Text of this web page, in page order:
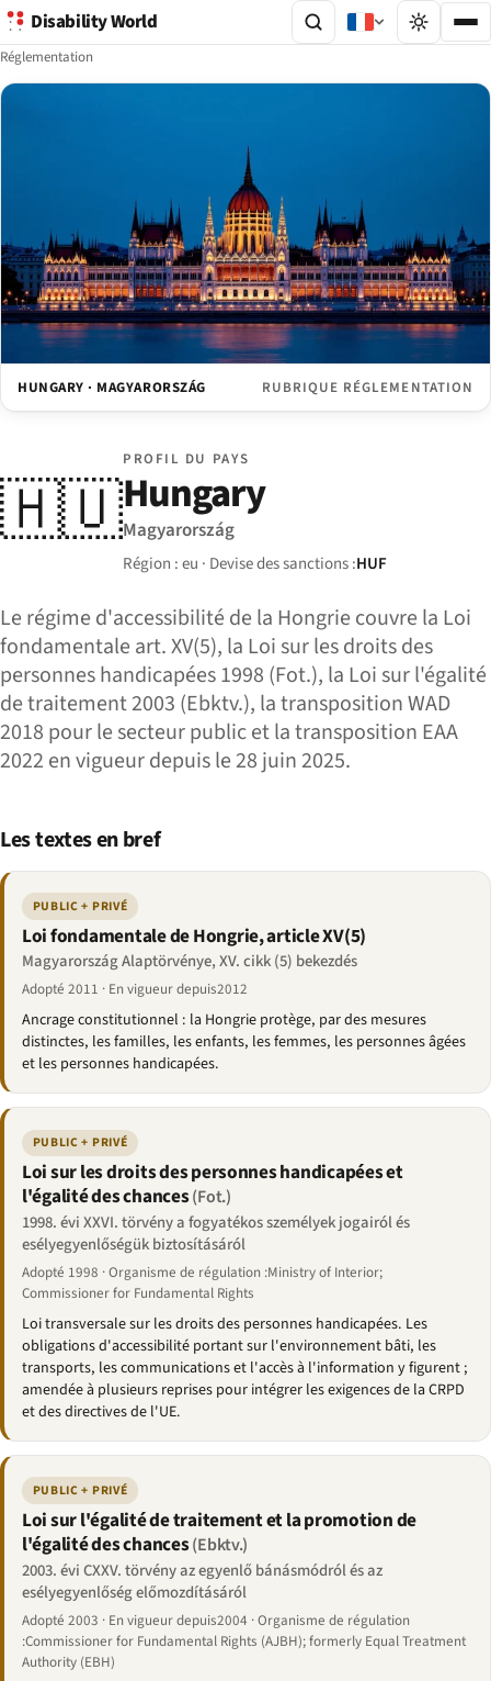
Disability World
Réglementation
HUNGARY · MAGYARORSZÁG RUBRIQUE RÉGLEMENTATION
🇭🇺
PROFIL DU PAYS
Hungary
Magyarország
Région : eu · Devise des sanctions :HUF
Le régime d'accessibilité de la Hongrie couvre la Loi
fondamentale art. XV(5), la Loi sur les droits des
personnes handicapées 1998 (Fot.), la Loi sur l'égalité
de traitement 2003 (Ebktv.), la transposition WAD
2018 pour le secteur public et la transposition EAA
2022 en vigueur depuis le 28 juin 2025.
Les textes en bref
PUBLIC + PRIVÉ
Loi fondamentale de Hongrie, article XV(5)
Magyarország Alaptörvénye, XV. cikk (5) bekezdés
Adopté 2011 · En vigueur depuis2012
Ancrage constitutionnel : la Hongrie protège, par des mesures
distinctes, les familles, les enfants, les femmes, les personnes âgées
et les personnes handicapées.
PUBLIC + PRIVÉ
Loi sur les droits des personnes handicapées et
l'égalité des chances(Fot.)
1998. évi XXVI. törvény a fogyatékos személyek jogairól és
esélyegyenlőségük biztosításáról
Adopté 1998 · Organisme de régulation :Ministry of Interior;
Commissioner for Fundamental Rights
Loi transversale sur les droits des personnes handicapées. Les
obligations d'accessibilité portant sur l'environnement bâti, les
transports, les communications et l'accès à l'information y figurent ;
amendée à plusieurs reprises pour intégrer les exigences de la CRPD
et des directives de l'UE.
PUBLIC + PRIVÉ
Loi sur l'égalité de traitement et la promotion de
l'égalité des chances(Ebktv.)
2003. évi CXXV. törvény az egyenlő bánásmódról és az
esélyegyenlőség előmozdításáról
Adopté 2003 · En vigueur depuis2004 · Organisme de régulation
:Commissioner for Fundamental Rights (AJBH); formerly Equal Treatment
Authority (EBH)